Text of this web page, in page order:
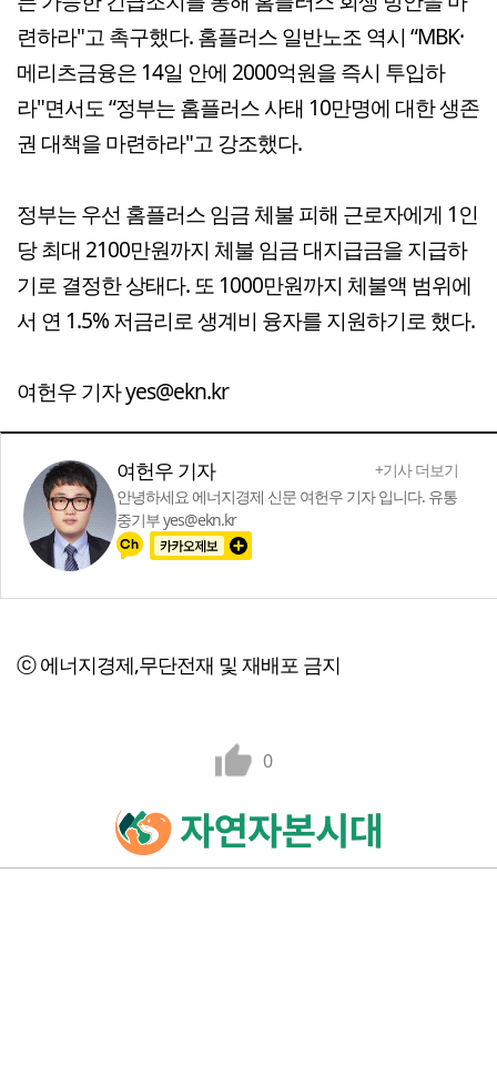
련하라"고 촉구했다. 홈플러스 일반노조 역시 “MBK·
메리츠금융은 14일 안에 2000억원을 즉시 투입하
라"면서도 “정부는 홈플러스 사태 10만명에 대한 생존
권 대책을 마련하라"고 강조했다.
정부는 우선 홈플러스 임금 체불 피해 근로자에게 1인
당 최대 2100만원까지 체불 임금 대지급금을 지급하
기로 결정한 상태다. 또 1000만원까지 체불액 범위에
서 연 1.5% 저금리로 생계비 융자를 지원하기로 했다.
여헌우 기자 yes@ekn.kr
여헌우 기자
+기사 더보기
안녕하세요 에너지경제 신문 여헌우 기자 입니다. 유통
중기부 yes@ekn.kr
ⓒ 에너지경제,무단전재 및 재배포 금지
0